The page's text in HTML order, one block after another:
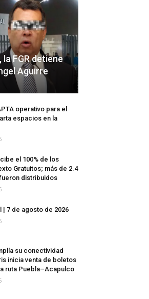
la FGR detiene
Aguirre
operativo para el
espacios en la
el 100% de los
Gratuitos; más de 2.4
distribuidos
| 7 de agosto de 2026
su conectividad
inicia venta de boletos
ruta Puebla–Acapulco